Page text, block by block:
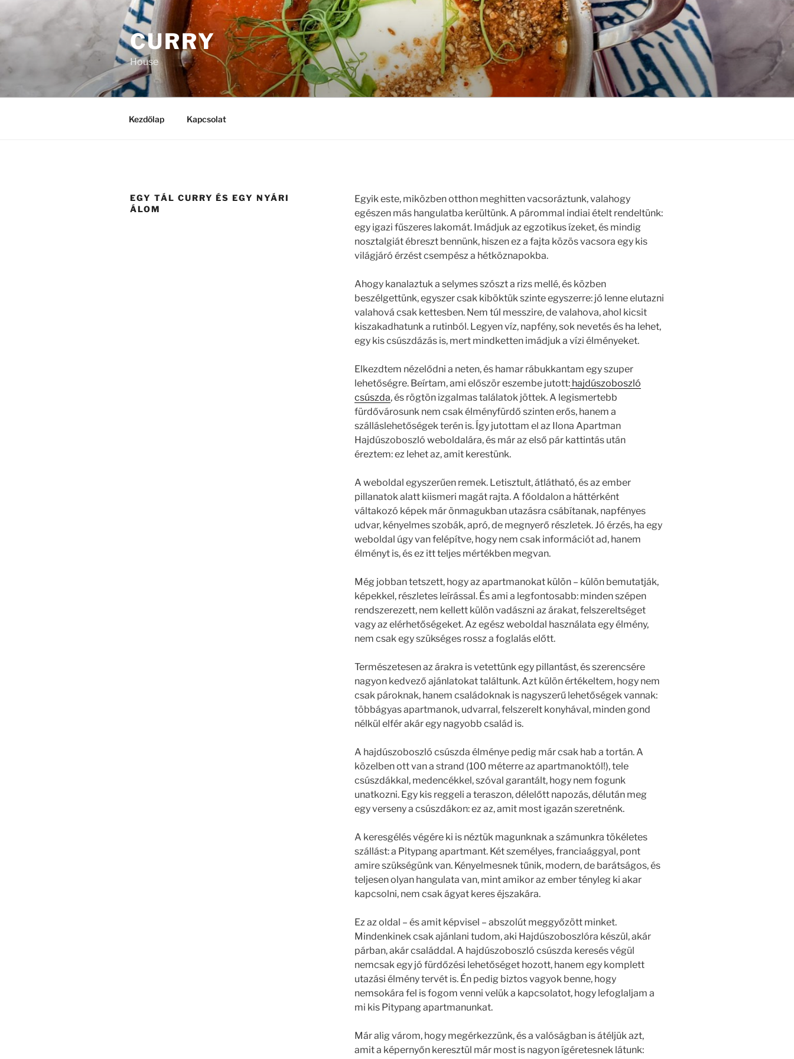
CURRY
House
Kezdőlap Kapcsolat
EGY TÁL CURRY ÉS EGY NYÁRI
ÁLOM
Egyik este, miközben otthon meghitten vacsoráztunk, valahogy
egészen más hangulatba kerültünk. A párommal indiai ételt rendeltünk:
egy igazi fűszeres lakomát. Imádjuk az egzotikus ízeket, és mindig
nosztalgiát ébreszt bennünk, hiszen ez a fajta közös vacsora egy kis
világjáró érzést csempész a hétköznapokba.
Ahogy kanalaztuk a selymes szószt a rizs mellé, és közben
beszélgettünk, egyszer csak kiböktük szinte egyszerre: jó lenne elutazni
valahová csak kettesben. Nem túl messzire, de valahova, ahol kicsit
kiszakadhatunk a rutinból. Legyen víz, napfény, sok nevetés és ha lehet,
egy kis csúszdázás is, mert mindketten imádjuk a vízi élményeket.
Elkezdtem nézelődni a neten, és hamar rábukkantam egy szuper
lehetőségre. Beírtam, ami először eszembe jutott:hajdúszoboszló
csúszda, és rögtön izgalmas találatok jöttek. A legismertebb
fürdővárosunk nem csak élményfürdő szinten erős, hanem a
szálláslehetőségek terén is. Így jutottam el az Ilona Apartman
Hajdúszoboszló weboldalára, és már az első pár kattintás után
éreztem: ez lehet az, amit kerestünk.
A weboldal egyszerűen remek. Letisztult, átlátható, és az ember
pillanatok alatt kiismeri magát rajta. A főoldalon a háttérként
váltakozó képek már önmagukban utazásra csábítanak, napfényes
udvar, kényelmes szobák, apró, de megnyerő részletek. Jó érzés, ha egy
weboldal úgy van felépítve, hogy nem csak információt ad, hanem
élményt is, és ez itt teljes mértékben megvan.
Még jobban tetszett, hogy az apartmanokat külön – külön bemutatják,
képekkel, részletes leírással. És ami a legfontosabb: minden szépen
rendszerezett, nem kellett külön vadászni az árakat, felszereltséget
vagy az elérhetőségeket. Az egész weboldal használata egy élmény,
nem csak egy szükséges rossz a foglalás előtt.
Természetesen az árakra is vetettünk egy pillantást, és szerencsére
nagyon kedvező ajánlatokat találtunk. Azt külön értékeltem, hogy nem
csak pároknak, hanem családoknak is nagyszerű lehetőségek vannak:
többágyas apartmanok, udvarral, felszerelt konyhával, minden gond
nélkül elfér akár egy nagyobb család is.
A hajdúszoboszló csúszda élménye pedig már csak hab a tortán. A
közelben ott van a strand (100 méterre az apartmanoktól!), tele
csúszdákkal, medencékkel, szóval garantált, hogy nem fogunk
unatkozni. Egy kis reggeli a teraszon, délelőtt napozás, délután meg
egy verseny a csúszdákon: ez az, amit most igazán szeretnénk.
A keresgélés végére ki is néztük magunknak a számunkra tökéletes
szállást: a Pitypang apartmant. Két személyes, franciaággyal, pont
amire szükségünk van. Kényelmesnek tűnik, modern, de barátságos, és
teljesen olyan hangulata van, mint amikor az ember tényleg ki akar
kapcsolni, nem csak ágyat keres éjszakára.
Ez az oldal – és amit képvisel – abszolút meggyőzött minket.
Mindenkinek csak ajánlani tudom, aki Hajdúszoboszlóra készül, akár
párban, akár családdal. A hajdúszoboszló csúszda keresés végül
nemcsak egy jó fürdőzési lehetőséget hozott, hanem egy komplett
utazási élmény tervét is. Én pedig biztos vagyok benne, hogy
nemsokára fel is fogom venni velük a kapcsolatot, hogy lefoglaljam a
mi kis Pitypang apartmanunkat.
Már alig várom, hogy megérkezzünk, és a valóságban is átéljük azt,
amit a képernyőn keresztül már most is nagyon ígéretesnek látunk: